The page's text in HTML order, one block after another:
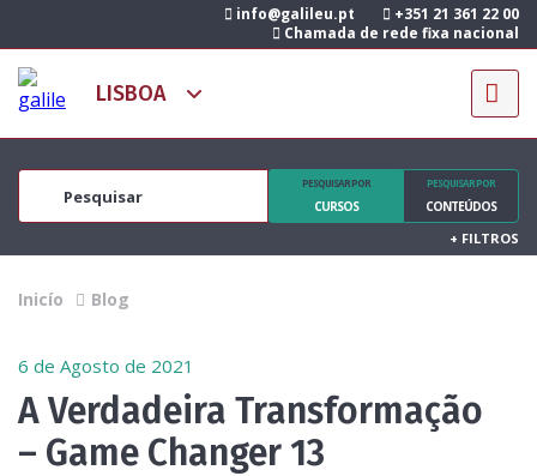
info@galileu.pt
+351 21 361 22 00
Chamada de rede fixa nacional
PESQUISAR POR
CURSOS
PESQUISAR POR
CONTEÚDOS
+ FILTROS
Inicío Blog
6 de Agosto de 2021
A Verdadeira Transformação
– Game Changer 13